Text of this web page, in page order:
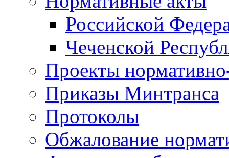
Российской
Чеченской
Проекты
Приказы Минтранса
Протоколы
Обжалование